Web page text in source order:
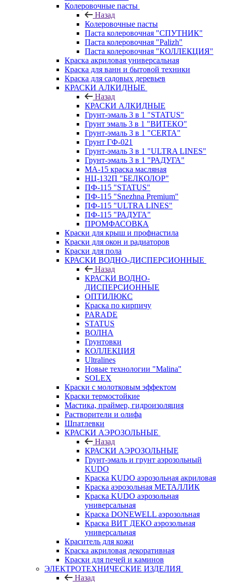
Колеровочные пасты
Назад
Колеровочные пасты
Паста колеровочная "СПУТНИК"
Паста колеровочная "Palizh"
Паста колеровочная "КОЛЛЕКЦИЯ"
Краска акриловая универсальная
Краска для ванн и бытовой техники
Краска для садовых деревьев
КРАСКИ АЛКИДНЫЕ
Назад
КРАСКИ АЛКИДНЫЕ
Грунт-эмаль 3 в 1 "STATUS"
Грунт эмаль 3 в 1 "ВИТЕКО"
Грунт-эмаль 3 в 1 "CERTA"
Грунт ГФ-021
Грунт-эмаль 3 в 1 "ULTRA LINES"
Грунт-эмаль 3 в 1 "РАДУГА"
МА-15 краска масляная
НЦ-132П "БЕЛКОЛОР"
ПФ-115 "STATUS"
ПФ-115 "Snezhna Premium"
ПФ-115 "ULTRA LINES"
ПФ-115 "РАДУГА"
ПРОМФАСОВКА
Краски для крыш и профнастила
Краски для окон и радиаторов
Краски для пола
КРАСКИ ВОДНО-ДИСПЕРСИОННЫЕ
Назад
КРАСКИ ВОДНО-
ДИСПЕРСИОННЫЕ
ОПТИЛЮКС
Краска по кирпичу
PARADE
STATUS
ВОЛНА
Грунтовки
КОЛЛЕКЦИЯ
Ultralines
Новые технологии "Malina"
SOLEX
Краски с молотковым эффектом
Краски термостойкие
Мастика, праймер, гидроизоляция
Растворители и олифа
Шпатлевки
КРАСКИ АЭРОЗОЛЬНЫЕ
Назад
КРАСКИ АЭРОЗОЛЬНЫЕ
Грунт-эмаль и грунт аэрозольный
KUDO
Краска KUDO аэрозольная акриловая
Краска аэрозольная МЕТАЛЛИК
Краска KUDO аэрозольная
универсальная
Краска DONEWELL аэрозольная
Краска ВИТ ДЕКО аэрозольная
универсальная
Краситель для кожи
Краска акриловая декоративная
Краски для печей и каминов
ЭЛЕКТРОТЕХНИЧЕСКИЕ ИЗДЕЛИЯ
Назад